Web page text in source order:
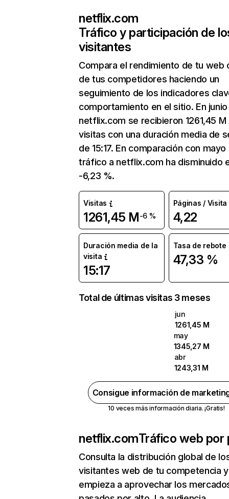
netflix.com
Tráfico y participación de
visitantes
Compara el rendimiento de tu web
de tus competidores haciendo un
seguimiento de los indicadores
comportamiento en el sitio. En junio
netflix.com se recibieron 1261,45 M
visitas con una duración media de
de 15:17. En comparación con mayo
tráfico a netflix.com ha disminuido
-6,23 %.
Visitas
1261,45 M-6 %
Páginas / Visita
4,22
Duración media de la
visita
15:17
Tasa de rebote
47,33 %
Total de últimas visitas 3 meses
jun
1261,45 M
may
1345,27 M
abr
1243,31 M
Consigue información de
10 veces más información diaria. ¡Gratis!
netflix.comTráfico web por
Consulta la distribución global de
visitantes web de tu competencia y
empieza a aprovechar los